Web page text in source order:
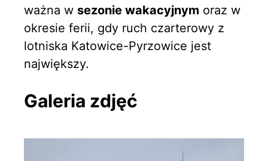
ważna w sezonie wakacyjnym oraz w
okresie ferii, gdy ruch czarterowy z
lotniska Katowice-Pyrzowice jest
największy.
Galeria zdjęć